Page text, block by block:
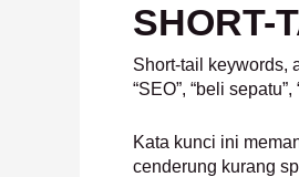
SHORT-
Short-tail keywords,
“SEO”, “beli
Kata kunci ini
cenderung kurang